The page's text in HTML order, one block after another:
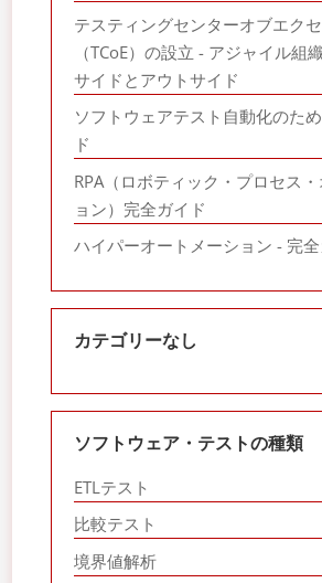
テスティングセンターオブエク
（TCoE）の設立 - アジャイル組
サイドとアウトサイド
ソフトウェアテスト自動化のた
ド
RPA（ロボティック・プロセス
ョン）完全ガイド
ハイパーオートメーション - 完
カテゴリーなし
ソフトウェア・テストの種類
ETLテスト
比較テスト
境界値解析